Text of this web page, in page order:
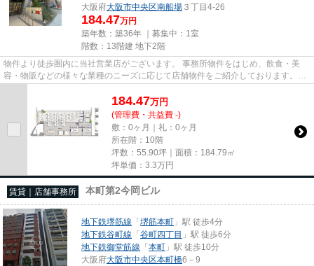
大阪府大阪市中央区南船場 ３丁目4-26
184.47万円
築年数：築36年 ｜募集中： 1室
階数：13階建 地下2階
物件より徒歩圏内に当社営業店がございます。 事務所物件をはじめ、飲食・美
容・物販などの様々な業種のニーズに応じて店舗物件をご紹介しております。
尚、弊社ではおとり広告は一切...
184.47万円
(管理費・共益費 -)
敷：0ヶ月｜礼：0ヶ月
所在階：10階
坪数：55.90坪｜面積：184.79㎡
坪単価： 3.3万円
賃貸｜店舗事務所 本町第2今岡ビル
地下鉄堺筋線 「堺筋本町 」駅 徒歩4分
地下鉄谷町線 「谷町四丁目 」駅 徒歩6分
地下鉄御堂筋線 「本町 」駅 徒歩10分
大阪府大阪市中央区本町橋6－9